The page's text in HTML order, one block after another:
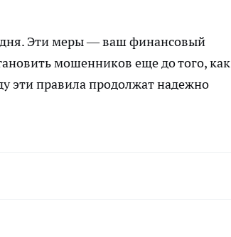
дня. Эти меры — ваш финансовый
мошенников еще до того, как
эти правила продолжат надежно